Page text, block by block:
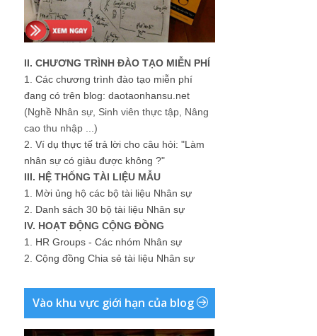
II. CHƯƠNG TRÌNH ĐÀO TẠO MIỄN PHÍ
1. Các chương trình đào tạo miễn phí
đang có trên blog: daotaonhansu.net
(Nghề Nhân sự, Sinh viên thực tập, Nâng
cao thu nhập ...)
2. Ví dụ thực tế trả lời cho câu hỏi: "Làm
nhân sự có giàu được không ?"
III. HỆ THỐNG TÀI LIỆU MẪU
1. Mời ủng hộ các bộ tài liệu Nhân sự
2. Danh sách 30 bộ tài liệu Nhân sự
IV. HOẠT ĐỘNG CỘNG ĐỒNG
1. HR Groups - Các nhóm Nhân sự
2. Cộng đồng Chia sẻ tài liệu Nhân sự
Vào khu vực giới hạn của blog